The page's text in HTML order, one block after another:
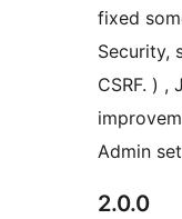
fixed
Security,
CSRF. ) ,
Admin
2.0.0